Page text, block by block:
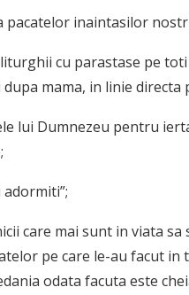
pacatelor inaintasilor
cu parastase pe
mama, in linie directa
lui Dumnezeu pentru
care mai sunt in viata sa
pe care le-au facut in
odata facuta este